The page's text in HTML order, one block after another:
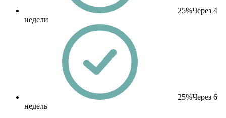
25%Через 4
недели
25%Через 6
недель